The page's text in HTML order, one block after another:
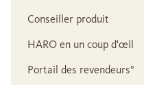
Conseiller produit
HARO en un coup d'œil
Portail des revendeurs°